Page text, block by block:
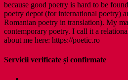
because good poetry is hard to be
poetry depot (for international poetry)
Romanian poetry in translation). My
contemporary poetry. I call it a
about me here: https://poetic.ro
Servicii verificate și confirmate